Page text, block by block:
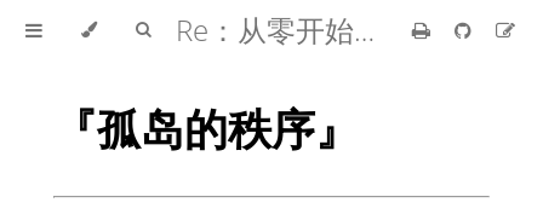
Re：从零开始的异世界生活
『孤岛的秩序』